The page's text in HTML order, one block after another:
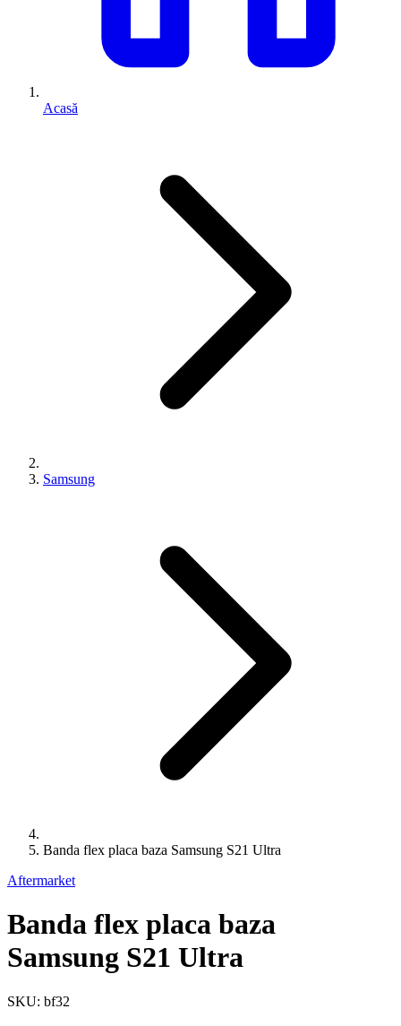
Acasă
Samsung
Banda flex placa baza Samsung S21 Ultra
Aftermarket
Banda flex placa baza
Samsung S21 Ultra
SKU: bf32